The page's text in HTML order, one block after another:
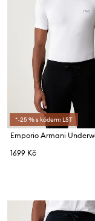
*-25 % s kódem: LST
1699 Kč